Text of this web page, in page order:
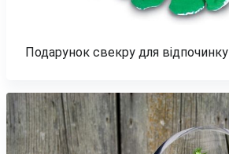
Подарунок свекру для відпочинку